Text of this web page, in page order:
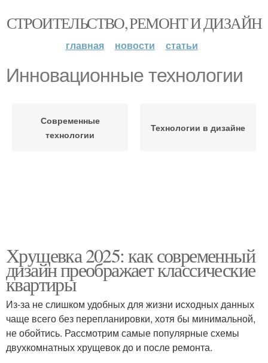
СТРОИТЕЛЬСТВО, РЕМОНТ И ДИЗАЙН
главная новости статьи
Инновационные технологии
Современные
технологии
Технологии в дизайне
Хрущевка 2025: как современный
дизайн преображает классические
квартиры
Из-за не слишком удобных для жизни исходных данных
чаще всего без перепланировки, хотя бы минимальной,
не обойтись. Рассмотрим самые популярные схемы
двухкомнатных хрущевок до и после ремонта.